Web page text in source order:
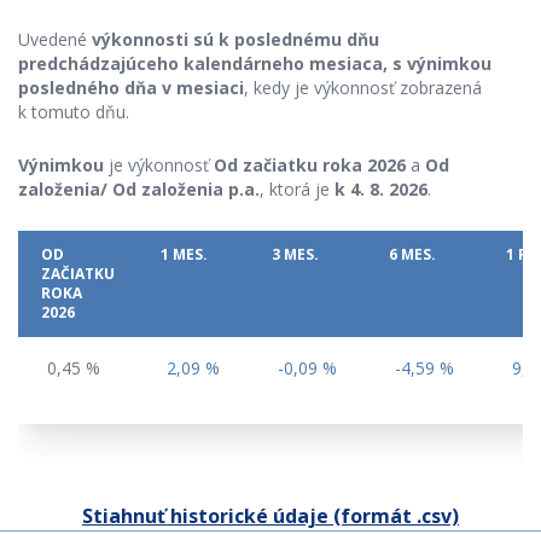
Uvedené výkonnosti sú k poslednému dňu
predchádzajúceho kalendárneho mesiaca, s výnimkou
posledného dňa v mesiaci, kedy je výkonnosť zobrazená
k tomuto dňu.
Výnimkou je výkonnosťOd začiatku roka 2026 a Od
založenia/ Od založenia p.a., ktorá je k 4. 8. 2026.
OD
ZAČIATKU
ROKA
2026
1 MES. 3 MES. 6 MES. 1
0,45 % 2,09 % -0,09 % -4,59 %
Stiahnuť historické údaje (formát .csv)